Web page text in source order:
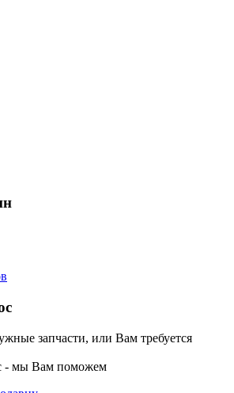
запчасти, или Вам требуется
- мы Вам поможем